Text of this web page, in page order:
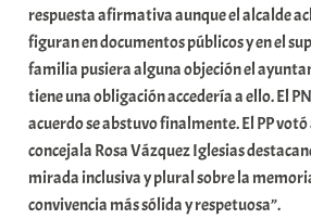
respuesta afirmativa aunque el alcalde
figuran en documentos públicos y en el
familia pusiera alguna objeción el
tiene una obligación accedería a ello. El
acuerdo se abstuvo finalmente. El PP votó
concejala Rosa Vázquez Iglesias
mirada inclusiva y plural sobre la
convivencia más sólida y respetuosa”.